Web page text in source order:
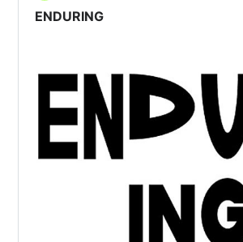
語症の方の中には、発症から数年経って…
ENDURING